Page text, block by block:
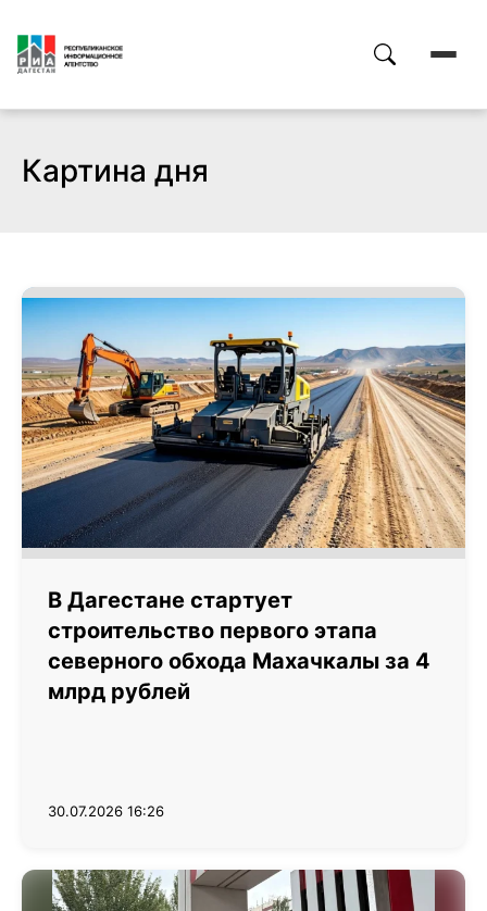
Картина дня
В Дагестане стартует
строительство первого этапа
северного обхода Махачкалы за 4
млрд рублей
30.07.2026 16:26